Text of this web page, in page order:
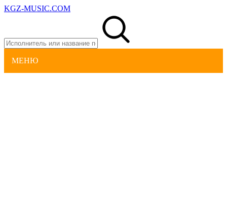
KGZ-MUSIC.COM
МЕНЮ